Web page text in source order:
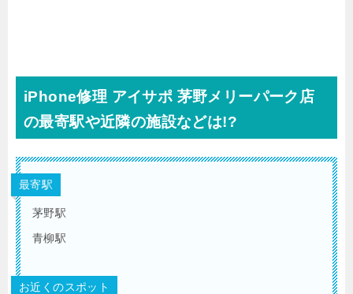
iPhone修理 アイサポ 茅野メリーパーク店
の最寄駅や近隣の施設などは!?
最寄駅
茅野駅
青柳駅
お近くのスポット